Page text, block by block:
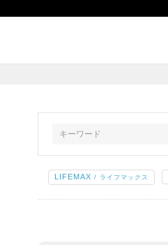
LIFEMAX / ライフマックス